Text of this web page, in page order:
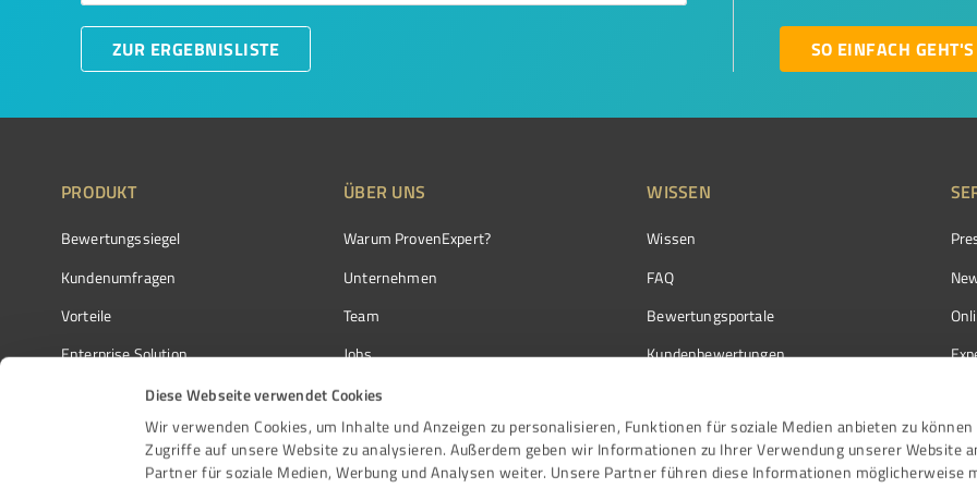
Diese Webseite verwendet Cookies
Wir verwenden Cookies, um Inhalte und Anzeigen zu personalisieren, Funktionen für soziale Medien anbieten zu können
Zugriffe auf unsere Website zu analysieren. Außerdem geben wir Informationen zu Ihrer Verwendung unserer Website
Partner für soziale Medien, Werbung und Analysen weiter. Unsere Partner führen diese Informationen möglicherweise
ZUR ERGEBNISLISTE SO EINFACH GEHT'S
PRODUKT
Bewertungssiegel
Kundenumfragen
Vorteile
Enterprise Solution
Partnerprogramm
Auszeichnungen
ÜBER UNS
Warum ProvenExpert?
Unternehmen
Team
Jobs
Kundenstimmen
Kontakt
WISSEN
Wissen
FAQ
Bewertungsportale
Kundenbewertungen
Bewertungs­richtlinien
Events